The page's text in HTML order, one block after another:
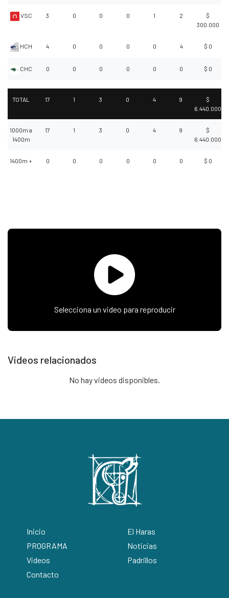
VSC 3 0 0 0 1 2
$
300.000
HCH 4 0 0 0 0 4 $ 0
CHC 0 0 0 0 0 0 $ 0
TOTAL 17 1 3 0 4 9
$
6.440.000
1000m a
1400m
17 1 3 0 4 9
$
6.440.000
1400m + 0 0 0 0 0 0 $ 0
Selecciona un video para reproducir
Videos relacionados
No hay videos disponibles.
Inicio
El Haras
PROGRAMA
Noticias
Videos
Padrillos
Contacto